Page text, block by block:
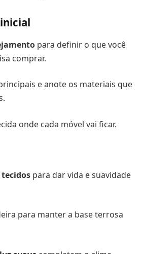
para definir o que você
comprar.
e anote os materiais que
onde cada móvel vai ficar.
para dar vida e suavidade
para manter a base terrosa